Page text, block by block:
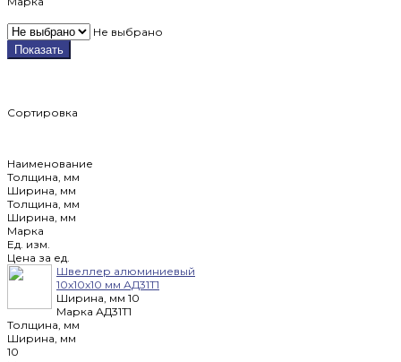
Не выбрано
Показать
Сортировка
Наименование
Толщина, мм
Ширина, мм
Толщина, мм
Ширина, мм
Марка
Ед. изм.
Цена за ед.
Швеллер алюминиевый
10х10х10 мм АД31Т1
Ширина, мм 10
Марка АД31Т1
Толщина, мм
Ширина, мм
10